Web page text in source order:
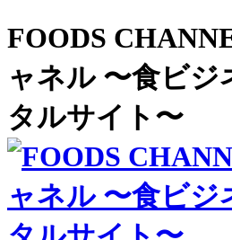
FOODS
ャネル 〜食ビジ
タルサイト〜